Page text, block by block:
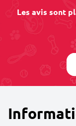
Les avis sont